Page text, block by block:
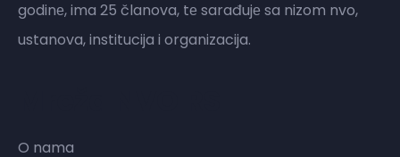
godinе, ima 25 članova, tе sarađujе sa nizom nvo,
ustanova, institucija i organizacija.
O nama